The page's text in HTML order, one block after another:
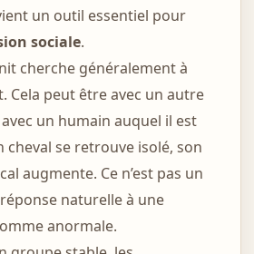
un outil essentiel pour
sociale.
cherche généralement à
Cela peut être avec un autre
un humain auquel il est
cheval se retrouve isolé, son
augmente. Ce n’est pas un
réponse naturelle à une
anormale.